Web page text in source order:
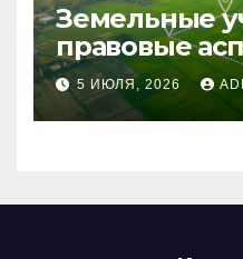
Земельные
правовые
возможности
5 ИЮЛЯ, 2026